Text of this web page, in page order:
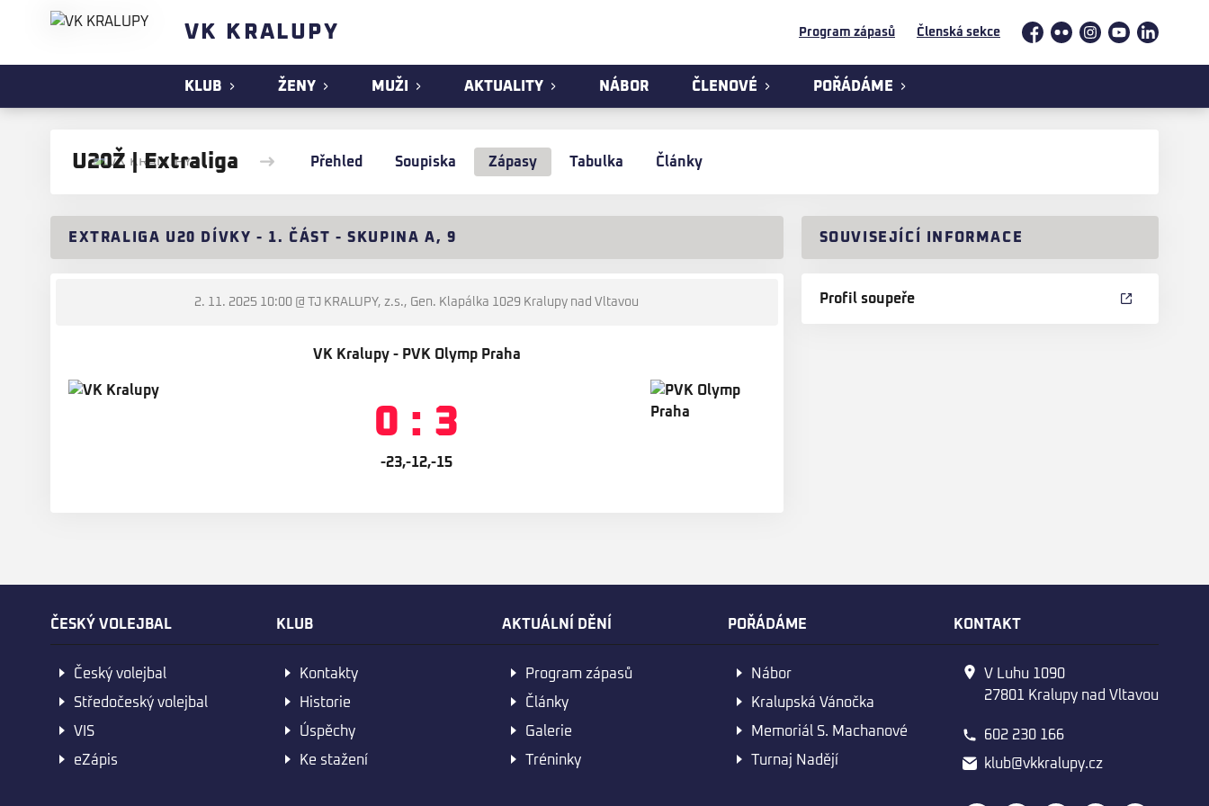
VK KRALUPY Program zápasů Členská sekce
Facebook
FlickrInstagram
YouTubeLinkedIn
KLUB ŽENY MUŽI AKTUALITY NÁBOR ČLENOVÉ POŘÁDÁME
U20Ž | Extraliga Přehled Soupiska Zápasy Tabulka Články
EXTRALIGA U20 DÍVKY - 1. ČÁST - SKUPINA A, 9
2. 11. 2025 10:00 @ TJ KRALUPY, z.s., Gen. Klapálka 1029 Kralupy nad Vltavou
VK Kralupy - PVK Olymp Praha
0 : 3
-23,-12,-15
SOUVISEJÍCÍ INFORMACE
Profil soupeře
ČESKÝ VOLEJBAL
Český volejbal
Středočeský volejbal
VIS
eZápis
KLUB
Kontakty
Historie
Úspěchy
Ke stažení
AKTUÁLNÍ DĚNÍ
Program zápasů
Články
Galerie
Tréninky
POŘÁDÁME
Nábor
Kralupská Vánočka
Memoriál S. Machanové
Turnaj Nadějí
KONTAKT
V Luhu 1090
27801 Kralupy nad Vltavou
602 230 166
klub@vkkralupy.cz